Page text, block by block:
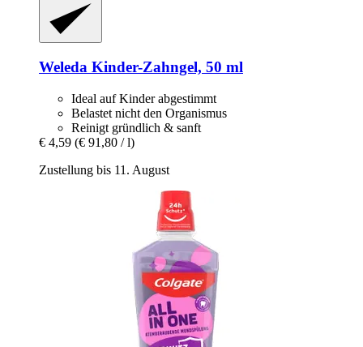
Weleda Kinder-​Zahngel, 50 ml
Ideal auf Kinder abgestimmt
Belastet nicht den Organismus
Reinigt gründlich & sanft
€ 4,59 (€ 91,80 / l)
Zustellung bis 11. August